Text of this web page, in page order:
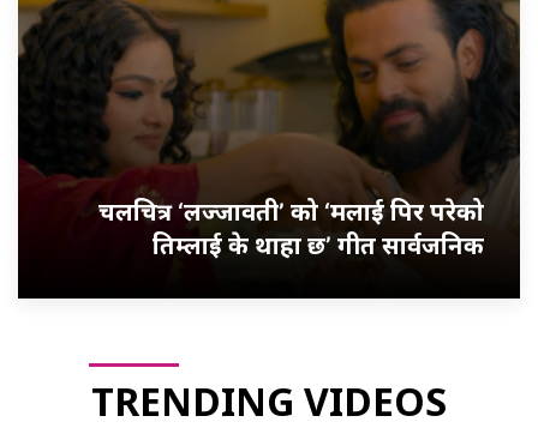
चलचित्र ‘लज्जावती’ को ‘मलाई पिर परेको
तिम्लाई के थाहा छ’ गीत सार्वजनिक
TRENDING VIDEOS